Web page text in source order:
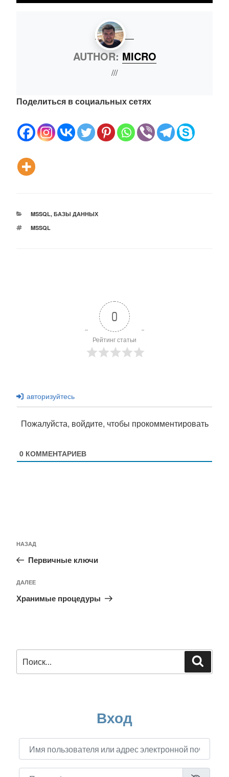
AUTHOR: MICRO
///
Поделиться в социальных сетях
РУБРИКИ
MSSQL, БАЗЫ ДАННЫХ
МЕТКИ
MSSQL
0
Рейтинг статьи
авторизуйтесь
Пожалуйста, войдите, чтобы прокомментировать
0 КОММЕНТАРИЕВ
Навигация
по
записям
Предыдущая
запись:
НАЗАД
Первичные ключи
Следующая
запись
ДАЛЕЕ
Хранимые процедуры
Вход
Имя пользователя или адрес электронной почты
Пароль